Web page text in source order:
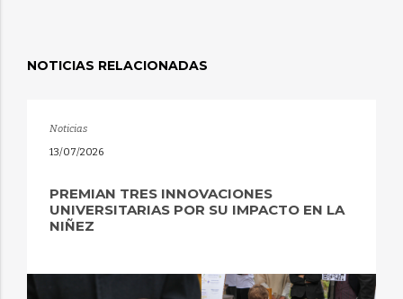
NOTICIAS RELACIONADAS
Noticias
13/07/2026
PREMIAN TRES INNOVACIONES
UNIVERSITARIAS POR SU IMPACTO EN LA
NIÑEZ